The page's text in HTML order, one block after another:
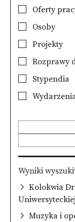
Oferty
Osoby
Projekty
Rozprawy
Stypendia
Wyniki
Kolokwia
Uniwersyteckiej
Muzyka i